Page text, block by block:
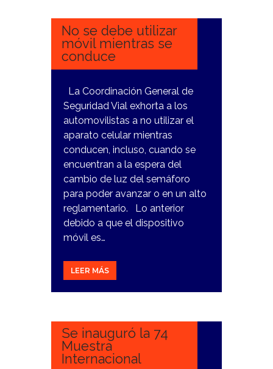
No se debe utilizar
móvil mientras se
conduce
La Coordinación General de
Seguridad Vial exhorta a los
automovilistas a no utilizar el
aparato celular mientras
conducen, incluso, cuando se
encuentran a la espera del
cambio de luz del semáforo
para poder avanzar o en un alto
reglamentario. Lo anterior
debido a que el dispositivo
móvil es…
LEER MÁS
20
Se inauguró la 74
Muestra
Internacional